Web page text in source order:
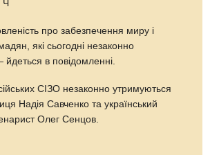
Ч
про забезпечення миру і
які сьогодні незаконно
в повідомленні.
СІЗО незаконно утримуються
Надія Савченко та український
Олег Сенцов.